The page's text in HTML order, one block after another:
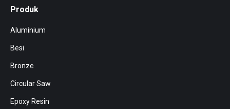
Produk
Aluminium
Besi
Bronze
Circular Saw
Epoxy Resin